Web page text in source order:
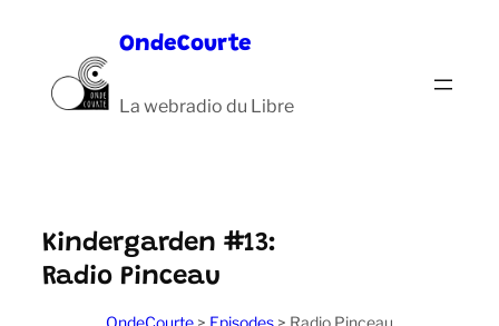
contenu
OndeCourte
La webradio du Libre
Kindergarden #13:
Radio Pinceau
OndeCourte > Episodes > Radio Pinceau